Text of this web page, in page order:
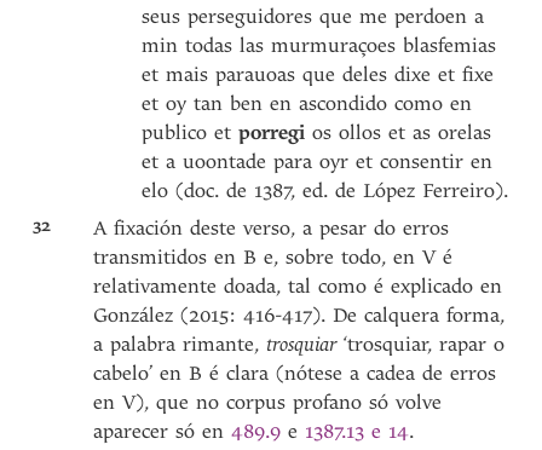
seus perseguidores que me perdoen a
min todas las murmuraçoes blasfemias
et mais parauoas que deles dixe et fixe
et oy tan ben en ascondido como en
publico etporregi os ollos et as orelas
et a uoontade para oyr et consentir en
elo (doc. de 1387, ed. de López Ferreiro).
32
A fixación deste verso, a pesar do erros
transmitidos en B e, sobre todo, en V é
relativamente doada, tal como é explicado en
González (2015: 416-417). De calquera forma,
a palabra rimante,trosquiar‘trosquiar, rapar o
cabelo’ en B é clara (nótese a cadea de erros
en V), que no corpus profano só volve
aparecer só en489.9 e 1387.13 e 14.